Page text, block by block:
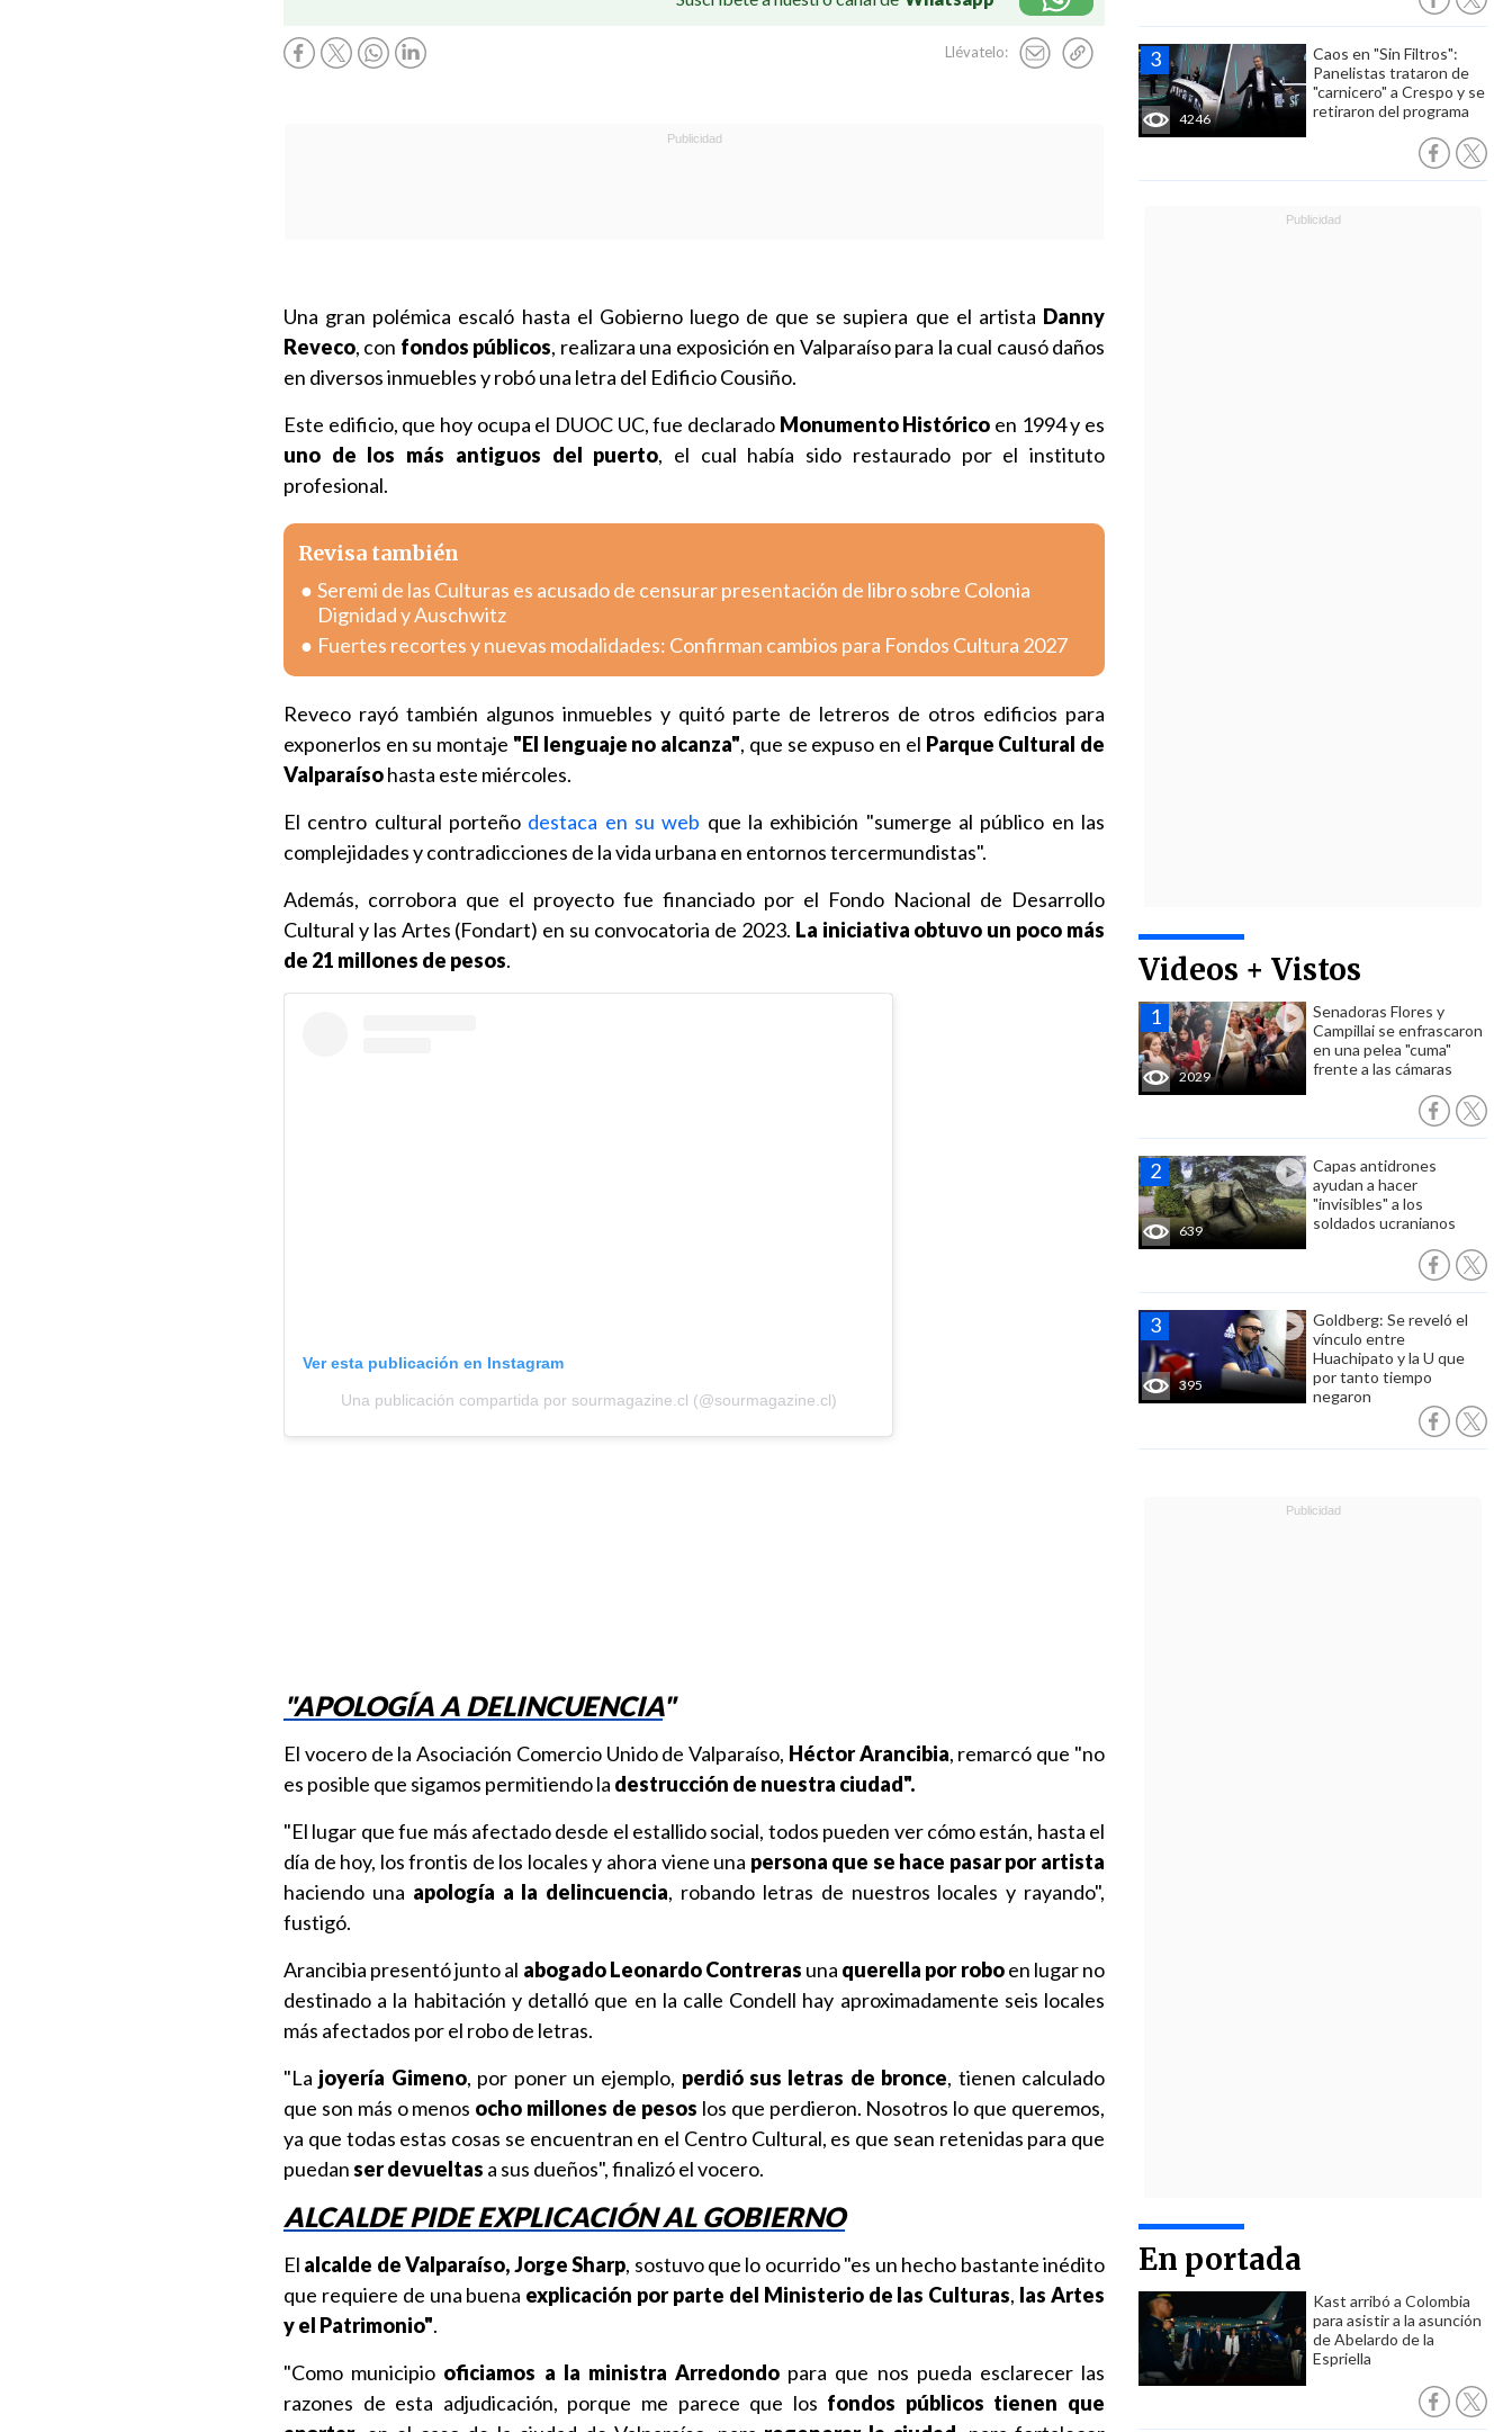
Llévatelo:
4246
Caos en "Sin Filtros":
Panelistas trataron de
"carnicero" a Crespo y se
retiraron del programa
Videos + Vistos
2029
Senadoras Flores y
Campillai se enfrascaron
en una pelea "cuma"
frente a las cámaras
639
Capas antidrones
ayudan a hacer
"invisibles" a los
soldados ucranianos
395
Goldberg: Se reveló el
vínculo entre
Huachipato y la U que
por tanto tiempo
negaron
En portada
Kast arribó a Colombia
para asistir a la asunción
de Abelardo de la
Espriella
Una gran polémica escaló hasta el Gobierno luego de que se supiera que el artista Danny
Reveco, con fondos públicos, realizara una exposición en Valparaíso para la cual causó daños
en diversos inmuebles y robó una letra del Edificio Cousiño.
Este edificio, que hoy ocupa el DUOC UC, fue declarado Monumento Histórico en 1994 y es
uno de los más antiguos del puerto, el cual había sido restaurado por el instituto
profesional.
Revisa también
Seremi de las Culturas es acusado de censurar presentación de libro sobre Colonia
Dignidad y Auschwitz
Fuertes recortes y nuevas modalidades: Confirman cambios para Fondos Cultura 2027
Reveco rayó también algunos inmuebles y quitó parte de letreros de otros edificios para
exponerlos en su montaje "El lenguaje no alcanza", que se expuso en el Parque Cultural de
Valparaísohasta este miércoles.
El centro cultural porteño destaca en su web que la exhibición "sumerge al público en las
complejidades y contradicciones de la vida urbana en entornos tercermundistas".
Además, corrobora que el proyecto fue financiado por el Fondo Nacional de Desarrollo
Cultural y las Artes (Fondart) en su convocatoria de 2023. La iniciativa obtuvo un poco más
de 21 millones de pesos.
Ver esta publicación en Instagram
Una publicación compartida por sourmagazine.cl (@sourmagazine.cl)
"APOLOGÍA A DELINCUENCIA"
El vocero de la Asociación Comercio Unido de Valparaíso, Héctor Arancibia, remarcó que "no
es posible que sigamos permitiendo la destrucción de nuestra ciudad".
"El lugar que fue más afectado desde el estallido social, todos pueden ver cómo están, hasta el
día de hoy, los frontis de los locales y ahora viene una persona que se hace pasar por artista
haciendo una apología a la delincuencia, robando letras de nuestros locales y rayando",
fustigó.
Arancibia presentó junto al abogado Leonardo Contreras una querella por roboen lugar no
destinado a la habitación y detalló que en la calle Condell hay aproximadamente seis locales
más afectados por el robo de letras.
"La joyería Gimeno, por poner un ejemplo, perdió sus letras de bronce, tienen calculado
que son más o menos ocho millones de pesos los que perdieron. Nosotros lo que queremos,
ya que todas estas cosas se encuentran en el Centro Cultural, es que sean retenidas para que
puedanser devueltas a sus dueños", finalizó el vocero.
ALCALDE PIDE EXPLICACIÓN AL GOBIERNO
El alcalde de Valparaíso, Jorge Sharp, sostuvo que lo ocurrido "es un hecho bastante inédito
que requiere de una buena explicación por parte del Ministerio de las Culturas, las Artes
y el Patrimonio".
"Como municipio oficiamos a la ministra Arredondo para que nos pueda esclarecer las
razones de esta adjudicación, porque me parece que los fondos públicos tienen que